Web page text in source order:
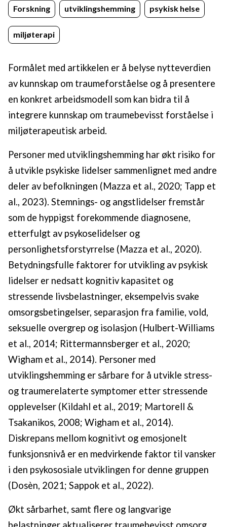
Forskning utviklingshemming psykisk helse
miljøterapi
Formålet med artikkelen er å belyse nytteverdien
av kunnskap om traumeforståelse og å presentere
en konkret arbeidsmodell som kan bidra til å
integrere kunnskap om traumebevisst forståelse i
miljøterapeutisk arbeid.
Personer med utviklingshemming har økt risiko for
å utvikle psykiske lidelser sammenlignet med andre
deler av befolkningen (Mazza et al., 2020; Tapp et
al., 2023). Stemnings- og angstlidelser fremstår
som de hyppigst forekommende diagnosene,
etterfulgt av psykoselidelser og
personlighetsforstyrrelse (Mazza et al., 2020).
Betydningsfulle faktorer for utvikling av psykisk
lidelser er nedsatt kognitiv kapasitet og
stressende livsbelastninger, eksempelvis svake
omsorgsbetingelser, separasjon fra familie, vold,
seksuelle overgrep og isolasjon (Hulbert-Williams
et al., 2014; Rittermannsberger et al., 2020;
Wigham et al., 2014). Personer med
utviklingshemming er sårbare for å utvikle stress-
og traumerelaterte symptomer etter stressende
opplevelser (Kildahl et al., 2019; Martorell &
Tsakanikos, 2008; Wigham et al., 2014).
Diskrepans mellom kognitivt og emosjonelt
funksjonsnivå er en medvirkende faktor til vansker
i den psykososiale utviklingen for denne gruppen
(Dosèn, 2021; Sappok et al., 2022).
Økt sårbarhet, samt flere og langvarige